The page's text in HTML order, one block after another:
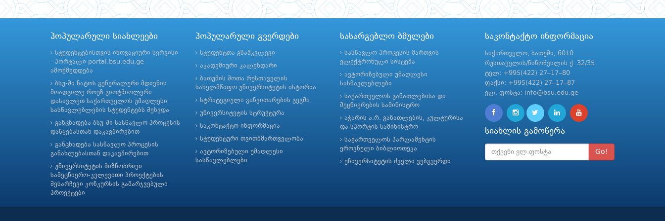
პოპულარული სიახლეები
სტუდენტებისთვის ინოვაციური სერვისი
- პორტალი portal.bsu.edu.ge
ამოქმედდება
ბსუ-ში ნატოს გენერალური მდივნის
მოადგილე როუზ გიოტმიოლერი
დასავლეთ საქართველოს უმაღლესი
სასწავლებლების სტუდენტებს შეხვდა
განცხადება ბსუ-ში სასწავლო პროცესის
დაწყებასთან დაკავშირებით
განცხადება სასწავლო პროცესის
განახლებასთან დაკავშირებით
უნივერსიტეტის მიზნობრივი
სამეცნიერო-კვლევითი პროექტების
შესარჩევი კონკურსის გამარჯვებული
პროექტები
პოპულარული გვერდები
სტუდენტთა გზამკვლევი
აკადემიური კალენდარი
ბათუმის შოთა რუსთაველის
სახელმწიფო უნივერსიტეტის ისტორია
სტრატეგიული განვითარების გეგმა
უნივერსიტეტის სტრუქტურა
საკონტაქტო ინფორმაცია
სტუდენტური თვითმმართველობა
ავტორიზებული უმაღლესი
სასწავლებლები
სასარგებლო ბმულები
სასწავლო პროცესის მართვის
ელექტრონული სისტემა
ავტორიზებული უმაღლესი
სასწავლებლები
საქართველოს განათლებისა და
მეცნიერების სამინისტრო
აჭარის ა.რ. განათლების, კულტურისა
და სპორტის სამინისტრო
საქართველოს პარლამენტის
ეროვნული ბიბლიოთეკა
უნივერსიტეტის ძველი ვებგვერდი
საკონტაქტო ინფორმაცია
საქართველო, ბათუმი, 6010
რუსთაველის/ნინოშვილის ქ. 32/35
ტელ: +995(422) 27–17–80
ფაქსი: +995(422) 27–17–87
ელ. ფოსტა: info@bsu.edu.ge
სიახლის გამოწერა
Go!